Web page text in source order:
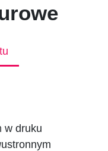
w druku